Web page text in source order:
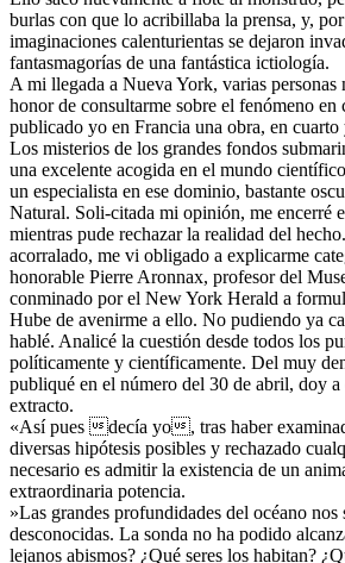
burlas con que lo acribillaba la prensa, y,
imaginaciones calenturientas se dejaron
fantasmagorías de una fantástica ictiología.
A mi llegada a Nueva York, varias personas
honor de consultarme sobre el fenómeno en
publicado yo en Francia una obra, en
Los misterios de los grandes fondos
una excelente acogida en el mundo
un especialista en ese dominio, bastante
Natural. Soli-citada mi opinión, me encerré
mientras pude rechazar la realidad del
acorralado, me vi obligado a explicarme
honorable Pierre Aronnax, profesor del
conminado por el New York Herald a
Hube de avenirme a ello. No pudiendo ya
hablé. Analicé la cuestión desde todos los
políticamente y científicamente. Del muy
publiqué en el número del 30 de abril, doy
extracto.
«Así pues decía yo, tras haber
diversas hipótesis posibles y rechazado
necesario es admitir la existencia de un
extraordinaria potencia.
»Las grandes profundidades del océano nos
desconocidas. La sonda no ha podido
lejanos abismos? ¿Qué seres los habitan?